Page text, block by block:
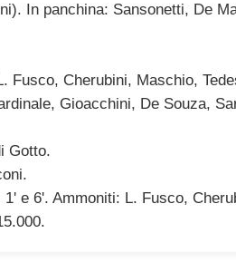
In panchina: Sansonetti, De
Fusco, Cherubini, Maschio,
Gioacchini, De Souza,
Gotto.
e 6'. Ammoniti: L. Fusco,